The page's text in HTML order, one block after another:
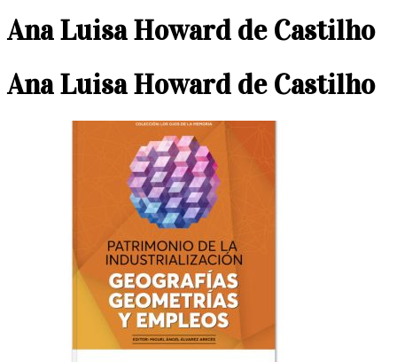
Ana Luisa Howard de Castilho
Ana Luisa Howard de Castilho